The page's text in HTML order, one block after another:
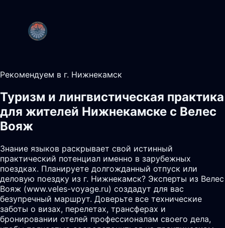
Рекомендуем в г. Нижнекамск
Туризм и лингвистическая практика
для жителей Нижнекамске с Велес
Вояж
Знание языков раскрывает свой истинный
практический потенциал именно в зарубежных
поездках. Планируете долгожданный отпуск или
деловую поездку из г. Нижнекамск? Эксперты из Велес
Вояж (www.veles-voyage.ru) создадут для вас
безупречный маршрут. Доверьте все технические
заботы о визах, перелетах, трансферах и
бронировании отелей профессионалам своего дела,